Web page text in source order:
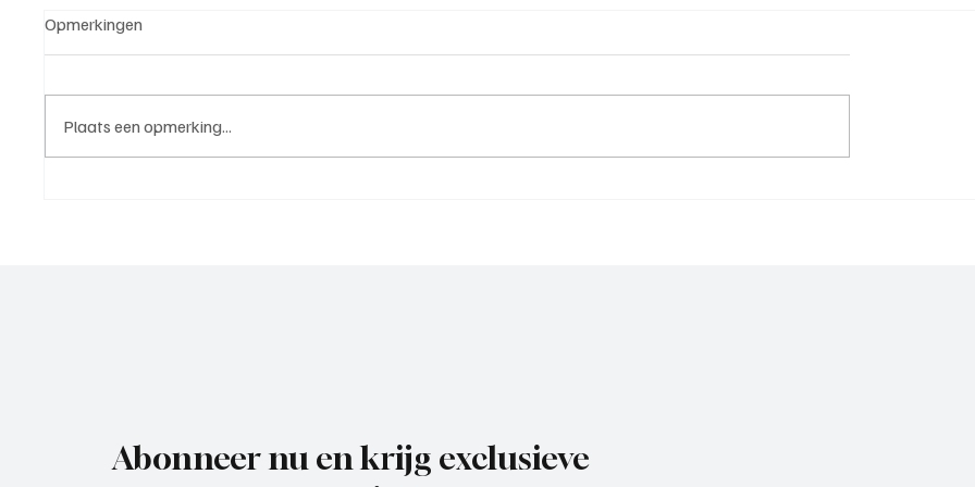
Opmerkingen
Plaats een opmerking...
Abonneer nu en krijg exclusieve